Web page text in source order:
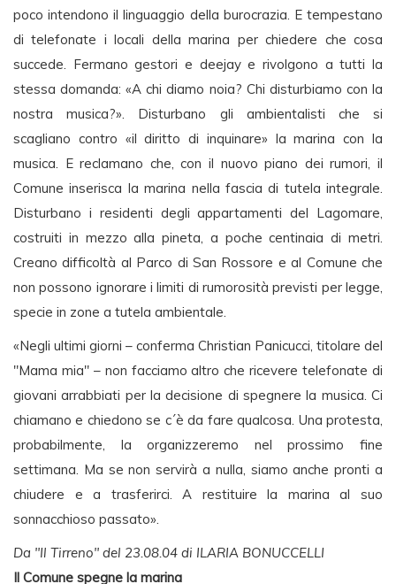
poco intendono il linguaggio della burocrazia. E tempestano
di telefonate i locali della marina per chiedere che cosa
succede. Fermano gestori e deejay e rivolgono a tutti la
stessa domanda: «A chi diamo noia? Chi disturbiamo con la
nostra musica?». Disturbano gli ambientalisti che si
scagliano contro «il diritto di inquinare» la marina con la
musica. E reclamano che, con il nuovo piano dei rumori, il
Comune inserisca la marina nella fascia di tutela integrale.
Disturbano i residenti degli appartamenti del Lagomare,
costruiti in mezzo alla pineta, a poche centinaia di metri.
Creano difficoltà al Parco di San Rossore e al Comune che
non possono ignorare i limiti di rumorosità previsti per legge,
specie in zone a tutela ambientale.
«Negli ultimi giorni – conferma Christian Panicucci, titolare del
"Mama mia" – non facciamo altro che ricevere telefonate di
giovani arrabbiati per la decisione di spegnere la musica. Ci
chiamano e chiedono se c´è da fare qualcosa. Una protesta,
probabilmente, la organizzeremo nel prossimo fine
settimana. Ma se non servirà a nulla, siamo anche pronti a
chiudere e a trasferirci. A restituire la marina al suo
sonnacchioso passato».
Da "Il Tirreno" del 23.08.04 di ILARIA BONUCCELLI
Il Comune spegne la marina